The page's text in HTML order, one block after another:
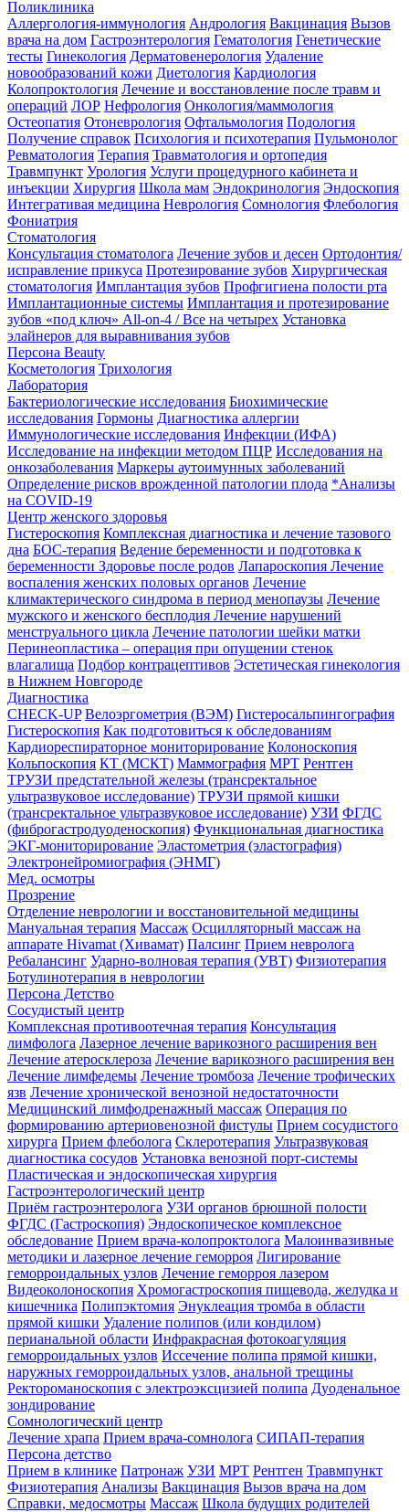
Поликлиника
Аллергология-иммунология Андрология Вакцинация Вызов
врача на дом Гастроэнтерология Гематология Генетические
тесты Гинекология Дерматовенерология Удаление
новообразований кожи Диетология Кардиология
Колопроктология Лечение и восстановление после травм и
операций ЛОР Нефрология Онкология/маммология
Остеопатия Отоневрология Офтальмология Подология
Получение справок Психология и психотерапия Пульмонолог
Ревматология Терапия Травматология и ортопедия
Травмпункт Урология Услуги процедурного кабинета и
инъекции Хирургия Школа мам Эндокринология Эндоскопия
Интегративая медицина Неврология Сомнология Флебология
Фониатрия
Стоматология
Консультация стоматолога Лечение зубов и десен Ортодонтия/
исправление прикуса Протезирование зубов Хирургическая
стоматология Имплантация зубов Профгигиена полости рта
Имплантационные системы Имплантация и протезирование
зубов «под ключ» All-on-4 / Все на четырех Установка
элайнеров для выравнивания зубов
Персона Beauty
Косметология Трихология
Лаборатория
Бактериологические исследования Биохимические
исследования Гормоны Диагностика аллергии
Иммунологические исследования Инфекции (ИФА)
Исследование на инфекции методом ПЦР Исследования на
онкозаболевания Маркеры аутоимунных заболеваний
Определение рисков врожденной патологии плода *Анализы
на COVID-19
Центр женского здоровья
Гистероскопия Комплексная диагностика и лечение тазового
дна БОС-терапия Ведение беременности и подготовка к
беременности Здоровье после родов Лапароскопия Лечение
воспаления женских половых органов Лечение
климактерического синдрома в период менопаузы Лечение
мужского и женского бесплодия Лечение нарушений
менструального цикла Лечение патологии шейки матки
Перинеопластика – операция при опущении стенок
влагалища Подбор контрацептивов Эстетическая гинекология
в Нижнем Новгороде
Диагностика
CHECK-UP Велоэргометрия (ВЭМ) Гистеросальпингография
Гистероскопия Как подготовиться к обследованиям
Кардиореспираторное мониторирование Колоноскопия
Кольпоскопия КТ (МСКТ) Маммография МРТ Рентген
ТРУЗИ предстательной железы (трансректальное
ультразвуковое исследование) ТРУЗИ прямой кишки
(трансректальное ультразвуковое исследование) УЗИ ФГДС
(фиброгастродуоденоскопия) Функциональная диагностика
ЭКГ-мониторирование Эластометрия (эластография)
Электронейромиография (ЭНМГ)
Мед. осмотры
Прозрение
Отделение неврологии и восстановительной медицины
Мануальная терапия Массаж Осцилляторный массаж на
аппарате Hivamat (Хивамат) Палсинг Прием невролога
Ребалансинг Ударно-волновая терапия (УВТ) Физиотерапия
Ботулинотерапия в неврологии
Персона Детство
Сосудистый центр
Комплексная противоотечная терапия Консультация
лимфолога Лазерное лечение варикозного расширения вен
Лечение атеросклероза Лечение варикозного расширения вен
Лечение лимфедемы Лечение тромбоза Лечение трофических
язв Лечение хронической венозной недостаточности
Медицинский лимфодренажный массаж Операция по
формированию артериовенозной фистулы Прием сосудистого
хирурга Прием флеболога Склеротерапия Ультразвуковая
диагностика сосудов Установка венозной порт-системы
Пластическая и эндоскопическая хирургия
Гастроэнтерологический центр
Приём гастроэнтеролога УЗИ органов брюшной полости
ФГДС (Гастроскопия) Эндоскопическое комплексное
обследование Прием врача-колопроктолога Малоинвазивные
методики и лазерное лечение геморроя Лигирование
геморроидальных узлов Лечение геморроя лазером
Видеоколоноскопия Хромогастроскопия пищевода, желудка и
кишечника Полипэктомия Энуклеация тромба в области
прямой кишки Удаление полипов (или кондилом)
перианальной области Инфракрасная фотокоагуляция
геморроидальных узлов Иссечение полипа прямой кишки,
наружных геморроидальных узлов, анальной трещины
Ректороманоскопия с электроэксцизией полипа Дуоденальное
зондирование
Сомнологический центр
Лечение храпа Прием врача-сомнолога СИПАП-терапия
Персона детство
Прием в клинике Патронаж УЗИ МРТ Рентген Травмпункт
Физиотерапия Анализы Вакцинация Вызов врача на дом
Справки, медосмотры Массаж Школа будущих родителей